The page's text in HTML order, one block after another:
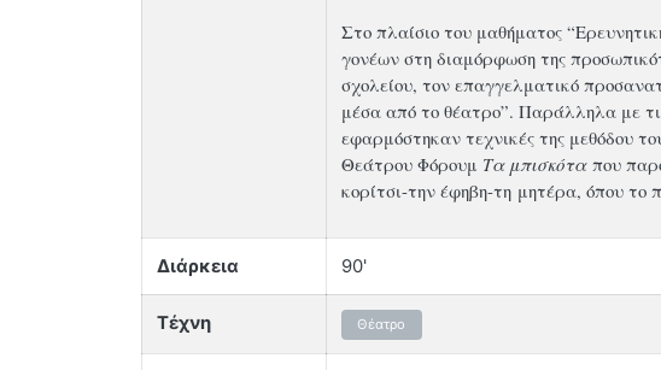
Στο πλαίσιο του μαθήματος
γονέων στη διαμόρφωση της
σχολείου, τον επαγγελματικό
μέσα από το θέατρο”. Παράλληλα με
εφαρμόστηκαν τεχνικές της μεθόδου
Θεάτρου Φόρουμ Τα μπισκόταπου
κορίτσι-την έφηβη-τη μητέρα, όπου το
Διάρκεια 90'
Τέχνη Θέατρο